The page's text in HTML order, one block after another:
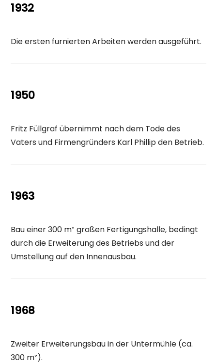
1932
Die ersten furnierten Arbeiten werden ausgeführt.
1950
Fritz Füllgraf übernimmt nach dem Tode des
Vaters und Firmengründers Karl Phillip den Betrieb.
1963
Bau einer 300 m² großen Fertigungshalle, bedingt
durch die Erweiterung des Betriebs und der
Umstellung auf den Innenausbau.
1968
Zweiter Erweiterungsbau in der Untermühle (ca.
300 m²).